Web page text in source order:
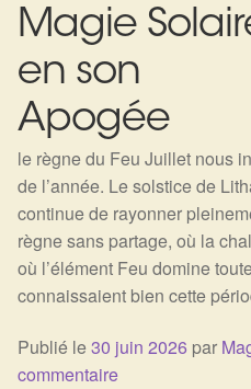
Magie
en son
Apogée
le règne du Feu Juillet nous
de l’année. Le solstice de
continue de rayonner
règne sans partage, où la
où l’élément Feu domine
connaissaient bien cette
Publié le30 juin 2026 par
commentaire